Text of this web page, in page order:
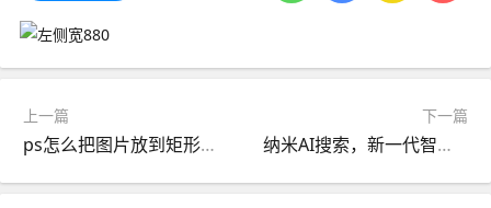
上一篇
ps怎么把图片放到矩形框里
下一篇
纳米AI搜索，新一代智能答案引擎